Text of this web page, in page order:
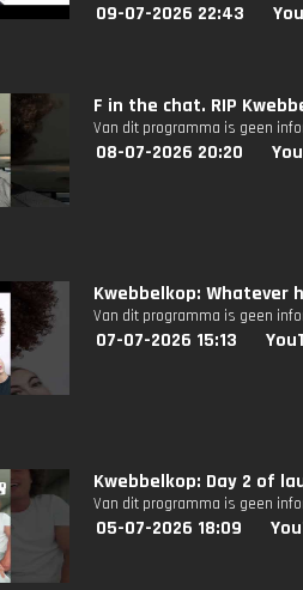
09-07-2026 22:43
F in the chat. RIP
Van dit programma is geen
08-07-2026 20:20
Kwebbelkop:
Van dit programma is geen
07-07-2026 15:13
Kwebbelkop: Day 2 of
Van dit programma is geen
05-07-2026 18:09